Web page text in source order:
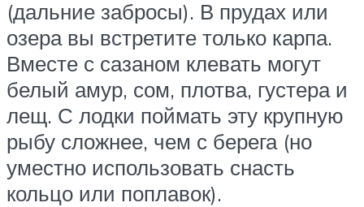
(дальние забросы). В прудах или
озера вы встретите только карпа.
Вместе с сазаном клевать могут
белый амур, сом, плотва, густера и
лещ. С лодки поймать эту крупную
рыбу сложнее, чем с берега (но
уместно использовать снасть
кольцо или поплавок).